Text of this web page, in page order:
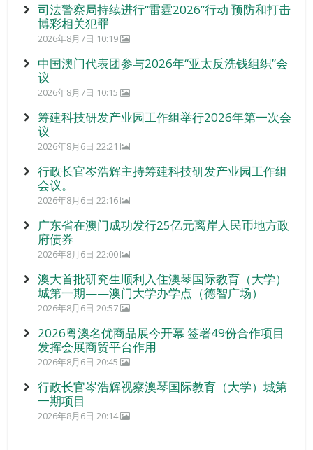
司法警察局持续进行“雷霆2026”行动 预防和打击
博彩相关犯罪
2026年8月7日 10:19
中国澳门代表团参与2026年“亚太反洗钱组织”会
议
2026年8月7日 10:15
筹建科技研发产业园工作组举行2026年第一次会
议
2026年8月6日 22:21
行政长官岑浩辉主持筹建科技研发产业园工作组
会议。
2026年8月6日 22:16
广东省在澳门成功发行25亿元离岸人民币地方政
府债券
2026年8月6日 22:00
澳大首批研究生顺利入住澳琴国际教育（大学）
城第一期——澳门大学办学点（德智广场）
2026年8月6日 20:57
2026粤澳名优商品展今开幕 签署49份合作项目
发挥会展商贸平台作用
2026年8月6日 20:45
行政长官岑浩辉视察澳琴国际教育（大学）城第
一期项目
2026年8月6日 20:14